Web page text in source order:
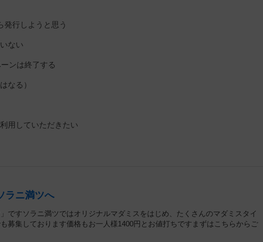
発行しようと思う
ない
ンは終了する
なる）
用していただきたい
ラニ満ツへ
ですソラニ満ツではオリジナルマダミスをはじめ、たくさんのマダミスタイ
募集しております価格もお一人様1400円とお値打ちですまずはこちらからご